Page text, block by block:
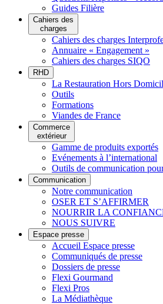
Guides Filière
Cahiers des
charges
Cahiers des charges
Annuaire « Engagement »
Cahiers des charges SIQO
RHD
La Restauration Hors
Outils
Formations
Viandes de France
Commerce
extérieur
Gamme de produits exportés
Evénements à l’international
Outils de communication
Communication
Notre communication
OSER ET S’AFFIRMER
NOURRIR LA
NOUS SUIVRE
Espace presse
Accueil Espace presse
Communiqués de presse
Dossiers de presse
Flexi Gourmand
Flexi Pros
La Médiathèque